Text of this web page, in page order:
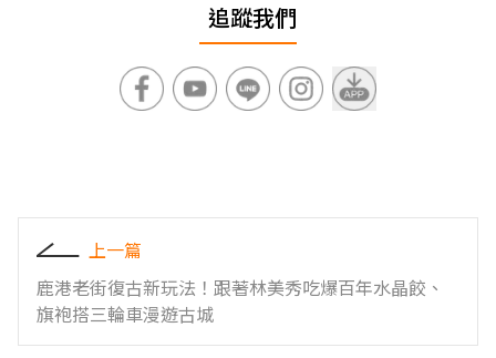
追蹤我們
上一篇
鹿港老街復古新玩法！跟著林美秀吃爆百年水晶餃、
旗袍搭三輪車漫遊古城